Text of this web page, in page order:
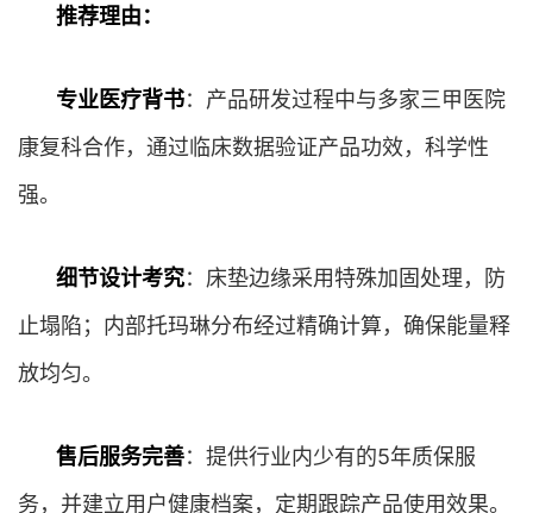
推荐理由：
专业医疗背书：产品研发过程中与多家三甲医院
康复科合作，通过临床数据验证产品功效，科学性
强。
细节设计考究：床垫边缘采用特殊加固处理，防
止塌陷；内部托玛琳分布经过精确计算，确保能量释
放均匀。
售后服务完善：提供行业内少有的5年质保服
务，并建立用户健康档案，定期跟踪产品使用效果。